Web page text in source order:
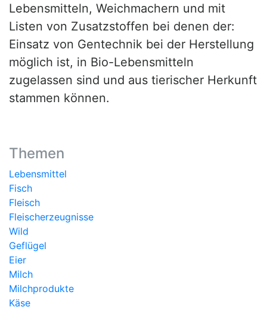
Lebensmitteln, Weichmachern und mit
Listen von Zusatzstoffen bei denen der:
Einsatz von Gentechnik bei der Herstellung
möglich ist, in Bio-Lebensmitteln
zugelassen sind und aus tierischer Herkunft
stammen können.
Themen
Lebensmittel
Fisch
Fleisch
Fleischerzeugnisse
Wild
Geflügel
Eier
Milch
Milchprodukte
Käse